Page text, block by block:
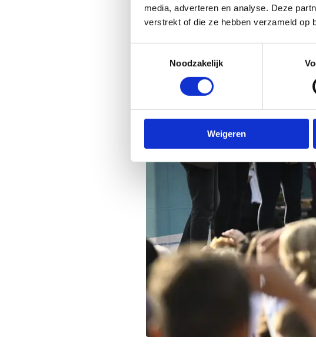
media, adverteren en analyse. Deze
verstrekt of die ze hebben verzameld op
Noodzakelijk
Weigeren